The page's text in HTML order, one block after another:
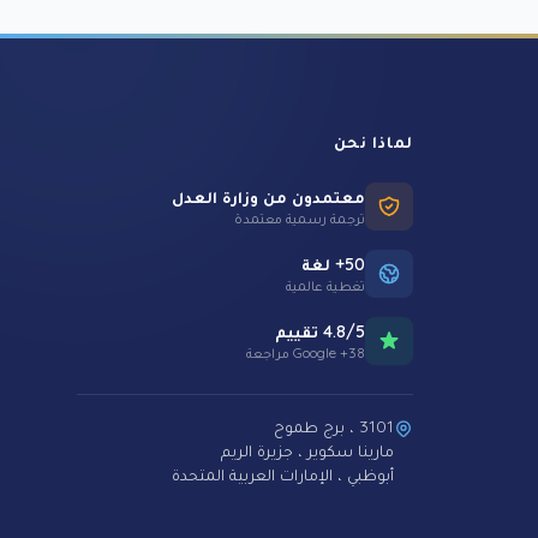
لماذا نحن
معتمدون من وزارة العدل
ترجمة رسمية معتمدة
50+ لغة
تغطية عالمية
4.8/5 تقييم
38+ Google مراجعة
3101 ، برج طموح
مارينا سكوير ، جزيرة الريم
أبوظبي ، الإمارات العربية المتحدة